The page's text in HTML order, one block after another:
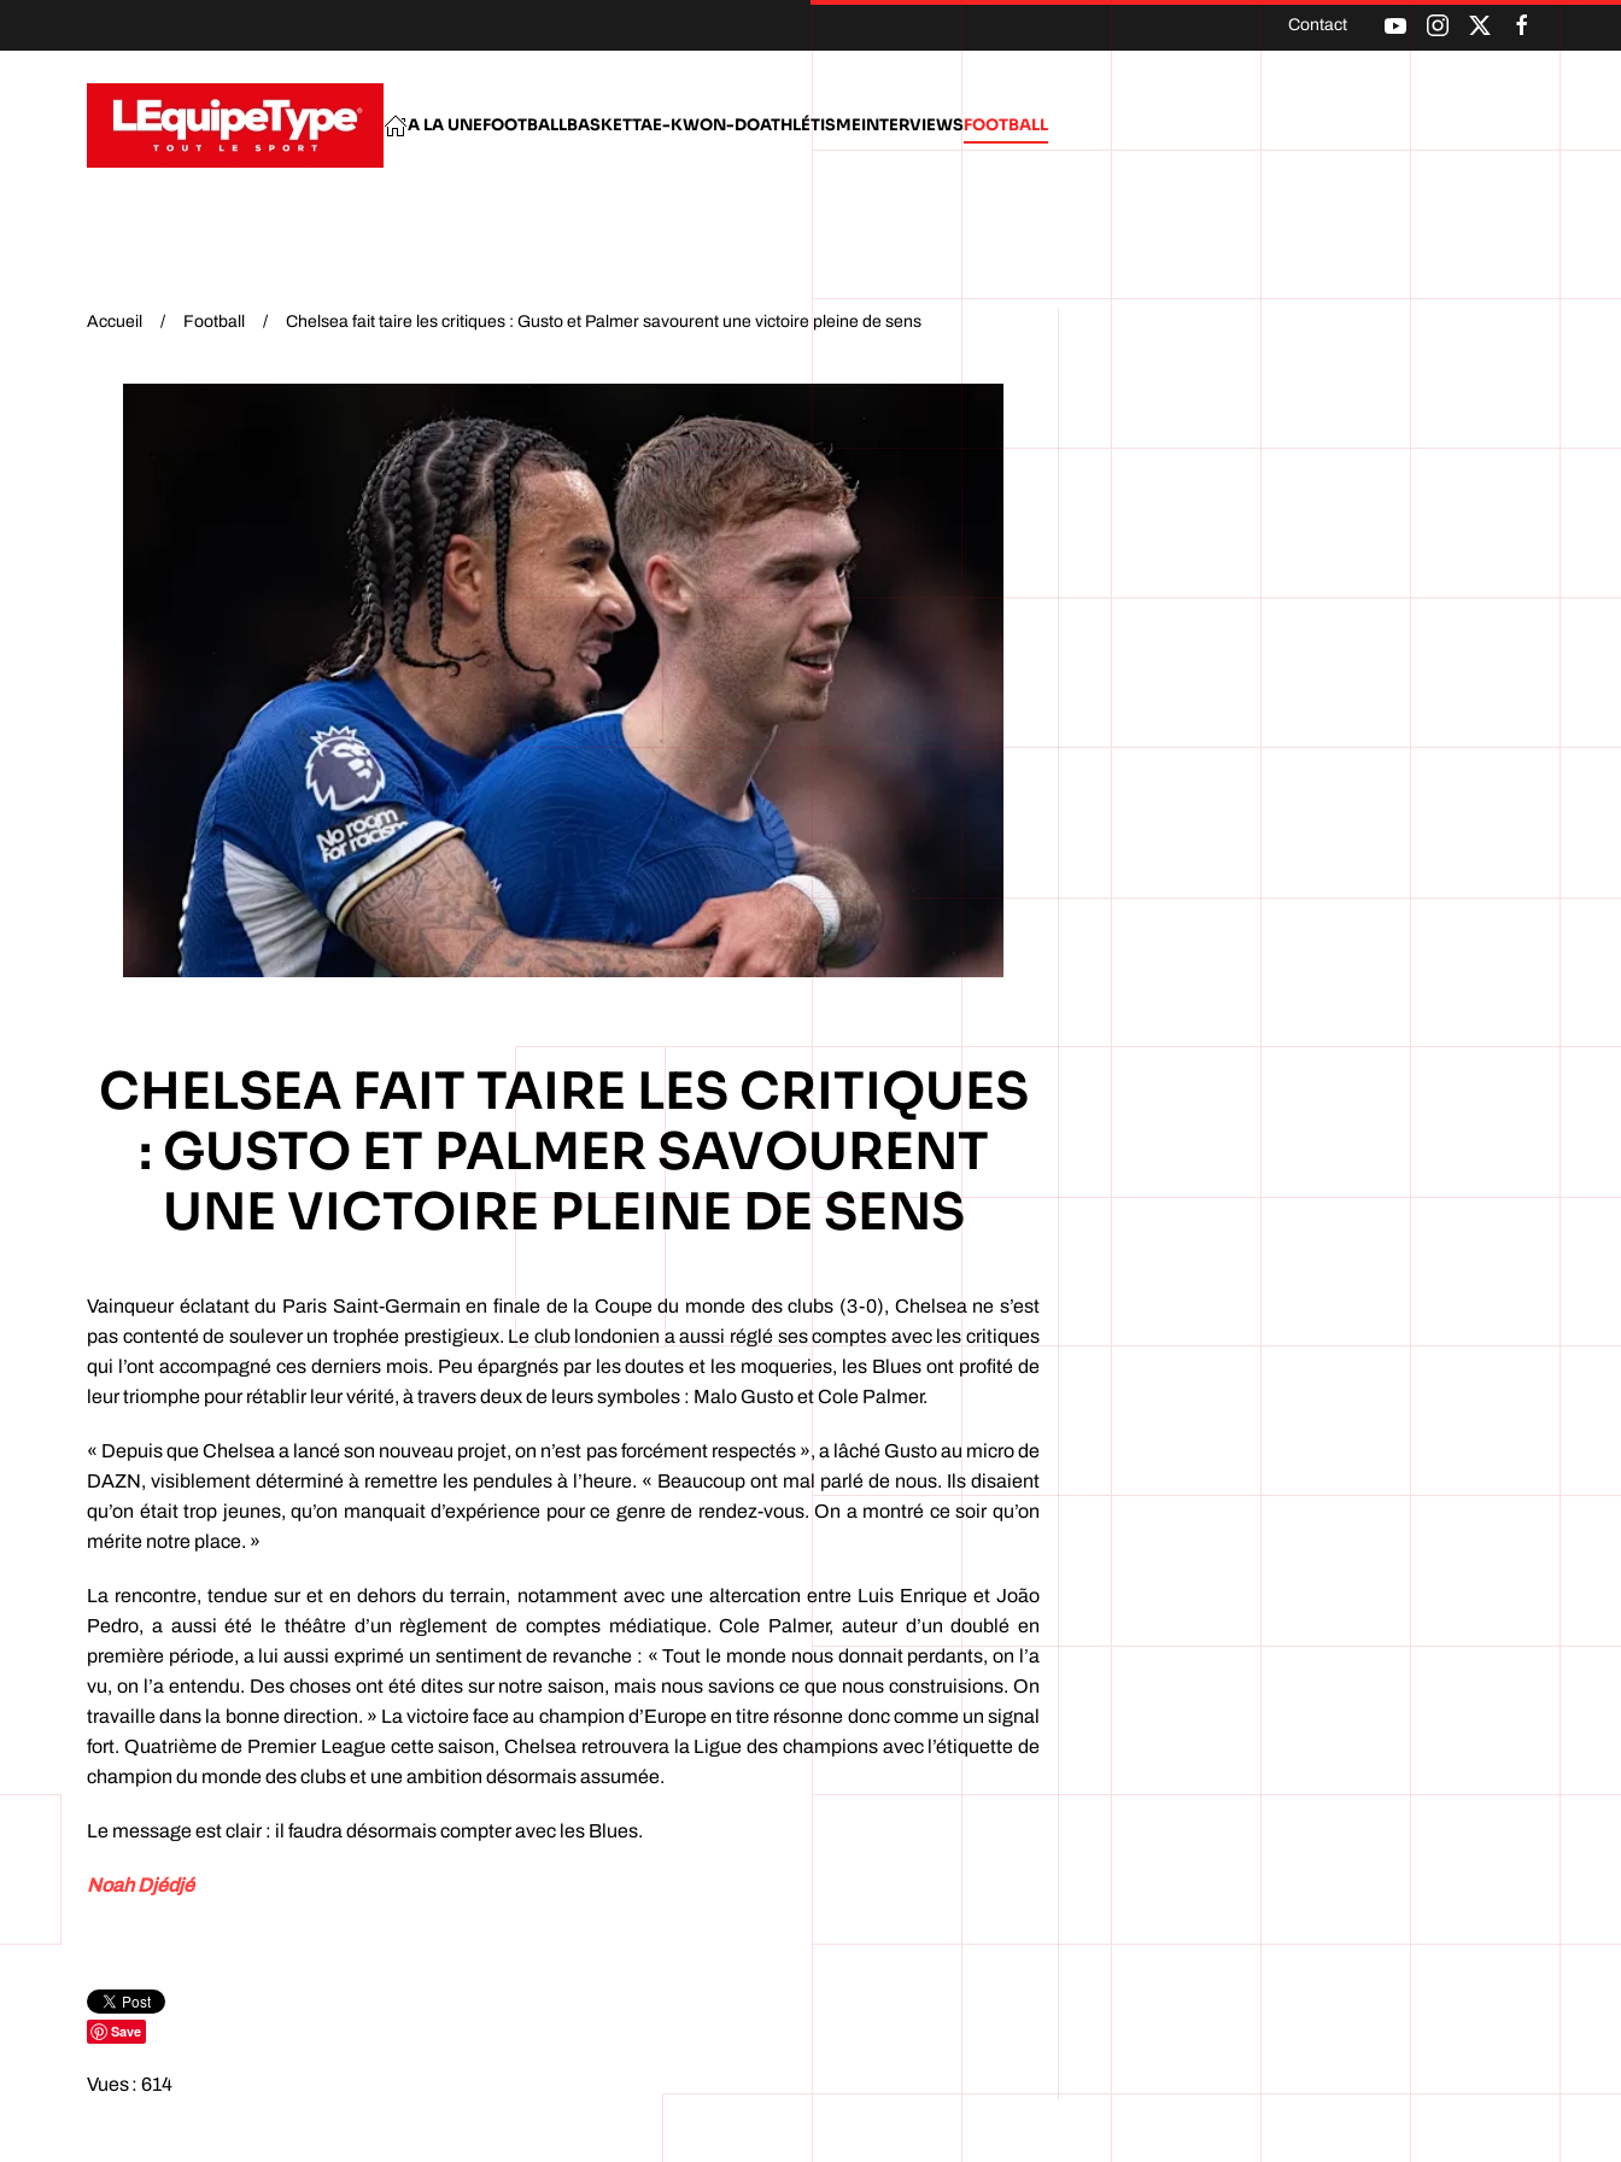
Contact
A LA UNEFOOTBALLBASKETTAE-KWON-DOATHLÉTISMEINTERVIEWSFOOTBALL
Accueil Football Chelsea fait taire les critiques : Gusto et Palmer savourent une victoire pleine de sens
CHELSEA FAIT TAIRE LES CRITIQUES
: GUSTO ET PALMER SAVOURENT
UNE VICTOIRE PLEINE DE SENS
Vainqueur éclatant du Paris Saint-Germain en finale de la Coupe du monde des clubs (3-0), Chelsea ne s’est
pas contenté de soulever un trophée prestigieux. Le club londonien a aussi réglé ses comptes avec les critiques
qui l’ont accompagné ces derniers mois. Peu épargnés par les doutes et les moqueries, les Blues ont profité de
leur triomphe pour rétablir leur vérité, à travers deux de leurs symboles : Malo Gusto et Cole Palmer.
« Depuis que Chelsea a lancé son nouveau projet, on n’est pas forcément respectés », a lâché Gusto au micro de
DAZN, visiblement déterminé à remettre les pendules à l’heure. « Beaucoup ont mal parlé de nous. Ils disaient
qu’on était trop jeunes, qu’on manquait d’expérience pour ce genre de rendez-vous. On a montré ce soir qu’on
mérite notre place. »
La rencontre, tendue sur et en dehors du terrain, notamment avec une altercation entre Luis Enrique et João
Pedro, a aussi été le théâtre d’un règlement de comptes médiatique. Cole Palmer, auteur d’un doublé en
première période, a lui aussi exprimé un sentiment de revanche : « Tout le monde nous donnait perdants, on l’a
vu, on l’a entendu. Des choses ont été dites sur notre saison, mais nous savions ce que nous construisions. On
travaille dans la bonne direction. » La victoire face au champion d’Europe en titre résonne donc comme un signal
fort. Quatrième de Premier League cette saison, Chelsea retrouvera la Ligue des champions avec l’étiquette de
champion du monde des clubs et une ambition désormais assumée.
Le message est clair : il faudra désormais compter avec les Blues.
Noah Djédjé
Save
Vues : 614